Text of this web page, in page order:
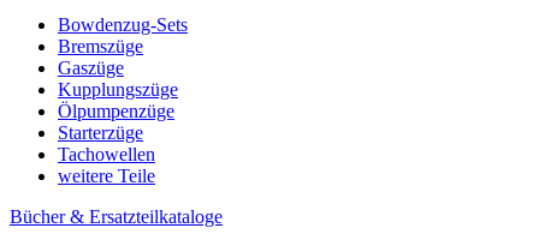
Bowdenzug-Sets
Bremszüge
Gaszüge
Kupplungszüge
Ölpumpenzüge
Starterzüge
Tachowellen
weitere Teile
Bücher & Ersatzteilkataloge